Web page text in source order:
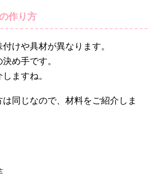
作り方
けや具材が異なります。
め手です。
ますね。
同じなので、材料をご紹介しま